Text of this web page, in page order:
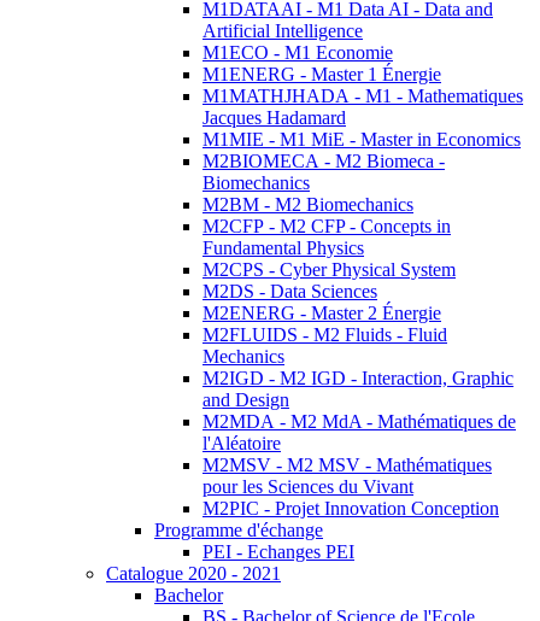
M1DATAAI - M1 Data AI - Data and
Artificial Intelligence
M1ECO - M1 Economie
M1ENERG - Master 1 Énergie
M1MATHJHADA - M1 - Mathematiques
Jacques Hadamard
M1MIE - M1 MiE - Master in Economics
M2BIOMECA - M2 Biomeca -
Biomechanics
M2BM - M2 Biomechanics
M2CFP - M2 CFP - Concepts in
Fundamental Physics
M2CPS - Cyber Physical System
M2DS - Data Sciences
M2ENERG - Master 2 Énergie
M2FLUIDS - M2 Fluids - Fluid
Mechanics
M2IGD - M2 IGD - Interaction, Graphic
and Design
M2MDA - M2 MdA - Mathématiques de
l'Aléatoire
M2MSV - M2 MSV - Mathématiques
pour les Sciences du Vivant
M2PIC - Projet Innovation Conception
Programme d'échange
PEI - Echanges PEI
Catalogue 2020 - 2021
Bachelor
BS - Bachelor of Science de l'Ecole